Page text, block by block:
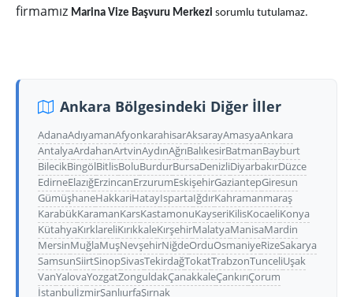
firmamız Marina Vize Başvuru Merkezi sorumlu tutulamaz.
Ankara Bölgesindeki Diğer İller
AdanaAdıyamanAfyonkarahisarAksarayAmasyaAnkara
AntalyaArdahanArtvinAydınAğrıBalıkesirBatmanBayburt
BilecikBingölBitlisBoluBurdurBursaDenizliDiyarbakırDüzce
EdirneElazığErzincanErzurumEskişehirGaziantepGiresun
GümüşhaneHakkariHatayIspartaIğdırKahramanmaraş
KarabükKaramanKarsKastamonuKayseriKilisKocaeliKonya
KütahyaKırklareliKırıkkaleKırşehirMalatyaManisaMardin
MersinMuğlaMuşNevşehirNiğdeOrduOsmaniyeRizeSakarya
SamsunSiirtSinopSivasTekirdağTokatTrabzonTunceliUşak
VanYalovaYozgatZonguldakÇanakkaleÇankırıÇorum
İstanbulİzmirŞanlıurfaŞırnak